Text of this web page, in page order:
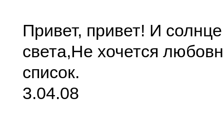
Привет, привет! И солнце
света,Не хочется
список.
3.04.08